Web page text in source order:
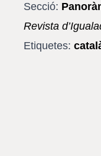
Secció:
Revista
Etiquetes: